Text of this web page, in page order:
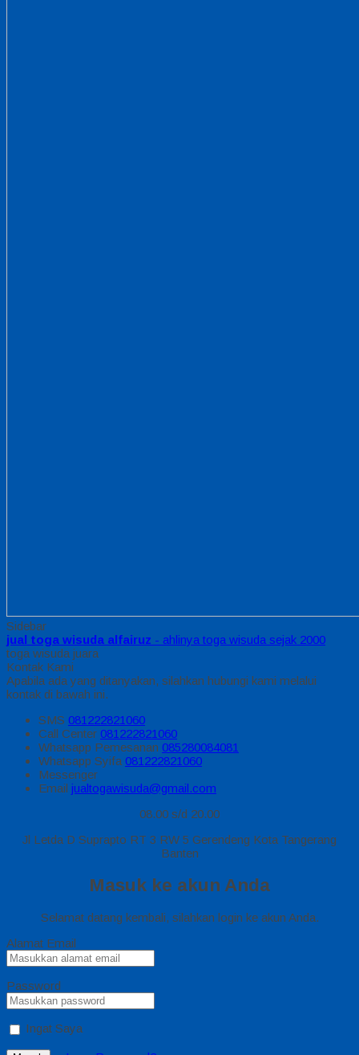
Sidebar
jual toga wisuda alfairuz - ahlinya toga wisuda sejak 2000
toga wisuda juara
Kontak Kami
Apabila ada yang ditanyakan, silahkan hubungi kami melalui
kontak di bawah ini.
SMS 081222821060
Call Center 081222821060
Whatsapp Pemesanan 085280084081
Whatsapp Syifa 081222821060
Messenger
Email jualtogawisuda@gmail.com
08.00 s/d 20.00
Jl Letda D Suprapto RT 3 RW 5 Gerendeng Kota Tangerang
Banten
Masuk ke akun Anda
Selamat datang kembali, silahkan login ke akun Anda.
Alamat Email
Password
Ingat Saya